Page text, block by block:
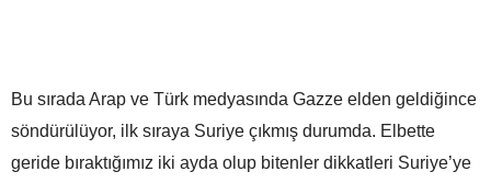
Bu sırada Arap ve Türk medyasında Gazze elden geldiğince
söndürülüyor, ilk sıraya Suriye çıkmış durumda. Elbette
geride bıraktığımız iki ayda olup bitenler dikkatleri Suriye’ye